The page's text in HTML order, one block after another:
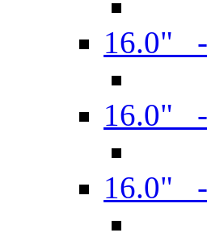
16.0"
16.0"
16.0"